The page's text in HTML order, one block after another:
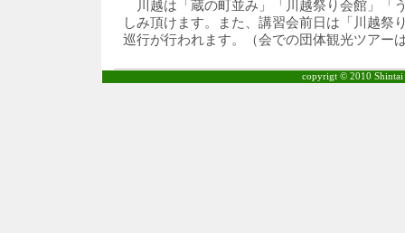
川越は「蔵の町並み」「川越祭り会館」「
しみ頂けます。また、講習会前日は「川越祭
巡行が行われます。（会での団体観光ツアー
copyrigt © 2010 Shintai